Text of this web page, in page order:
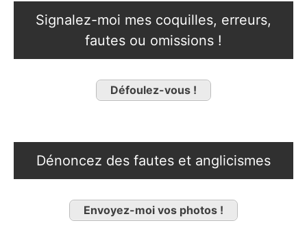
Signalez-moi mes coquilles, erreurs,
fautes ou omissions !
Défoulez-vous !
Dénoncez des fautes et anglicismes
Envoyez-moi vos photos !